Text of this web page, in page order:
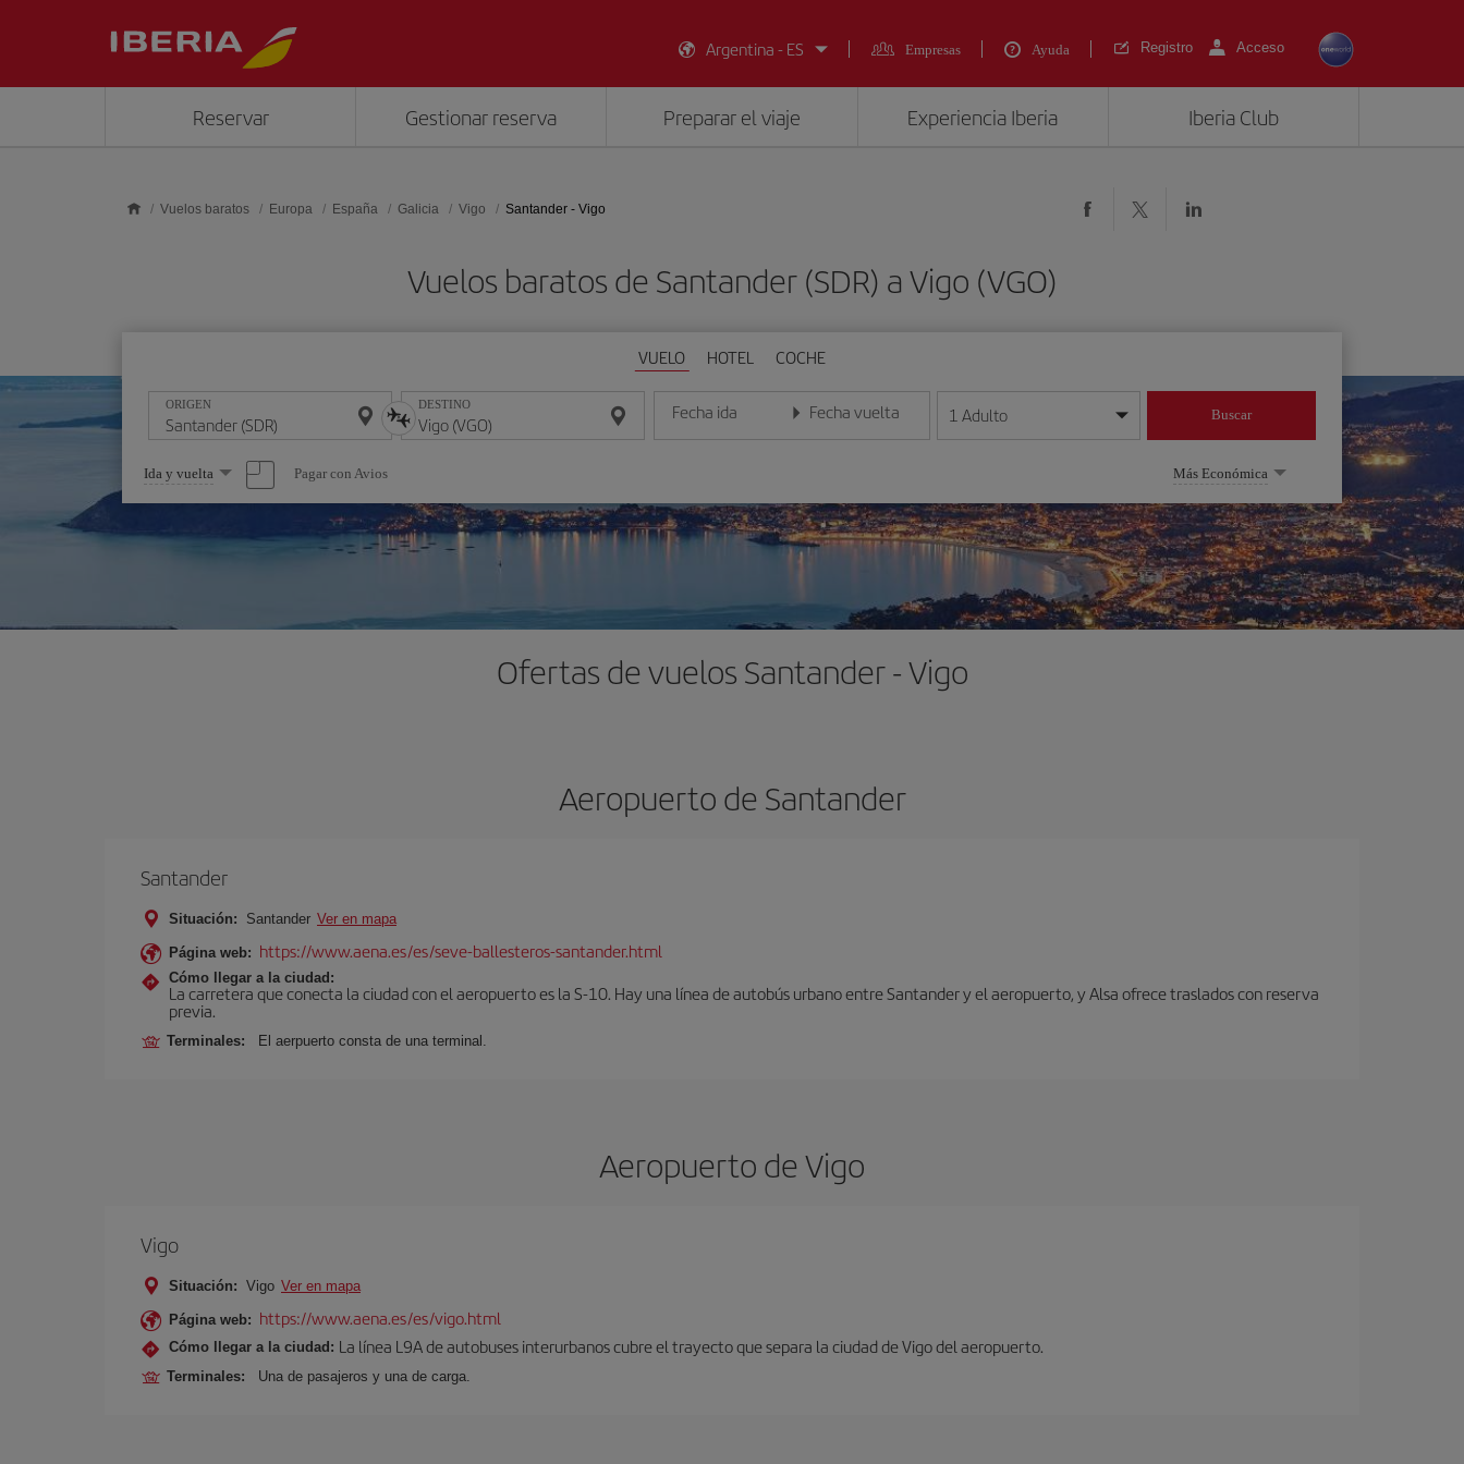
Argentina - ES
Empresas Ayuda Registro Acceso
Reservar Gestionar reserva Preparar el viaje Experiencia Iberia Iberia Club
Vuelos baratos Europa España Galicia Vigo Santander - Vigo
Vuelos baratos de Santander (SDR) a Vigo (VGO)
VUELO HOTEL COCHE
ORIGEN DESTINO Fecha ida
Introduce la fecha en formato día/mes/año
Fecha vuelta
Introduce la fecha en formato día/mes/año
1 Adulto Buscar
Seleccione
una
opción
Ida y vuelta Pagar con Avios Más Económica
Ofertas de vuelos Santander - Vigo
Aeropuerto de Santander
Santander
Situación: Santander Ver en mapa
Página web: https://www.aena.es/es/seve-ballesteros-santander.html
Cómo llegar a la ciudad:
La carretera que conecta la ciudad con el aeropuerto es la S-10. Hay una línea de autobús urbano entre Santander y el aeropuerto, y Alsa ofrece traslados con reserva
previa.
Terminales: El aerpuerto consta de una terminal.
Aeropuerto de Vigo
Vigo
Situación: Vigo Ver en mapa
Página web: https://www.aena.es/es/vigo.html
Cómo llegar a la ciudad: La línea L9A de autobuses interurbanos cubre el trayecto que separa la ciudad de Vigo del aeropuerto.
Terminales: Una de pasajeros y una de carga.